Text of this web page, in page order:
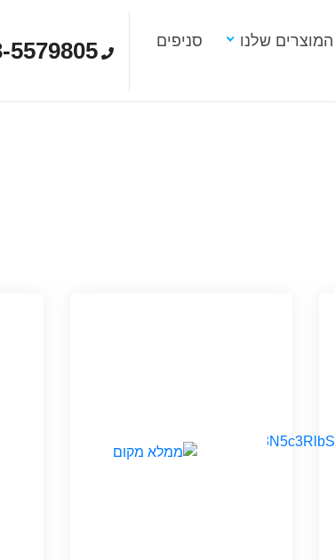
המוצרים שלנו
סניפים
5579805